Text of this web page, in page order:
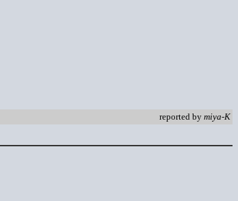
reported by miya-K